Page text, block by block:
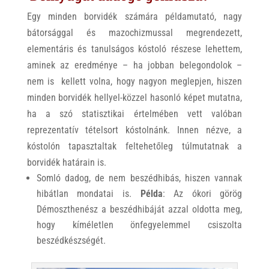
Egy minden borvidék számára példamutató, nagy
bátorsággal és mazochizmussal megrendezett,
elementáris és tanulságos kóstoló részese lehettem,
aminek az eredménye – ha jobban belegondolok –
nem is kellett volna, hogy nagyon meglepjen, hiszen
minden borvidék hellyel-közzel hasonló képet mutatna,
ha a szó statisztikai értelmében vett valóban
reprezentatív tételsort kóstolnánk. Innen nézve, a
kóstolón tapasztaltak feltehetőleg túlmutatnak a
borvidék határain is.
Somló dadog, de nem beszédhibás, hiszen vannak
hibátlan mondatai is. Példa: Az ókori görög
Démoszthenész a beszédhibáját azzal oldotta meg,
hogy kíméletlen önfegyelemmel csiszolta
beszédkészségét.